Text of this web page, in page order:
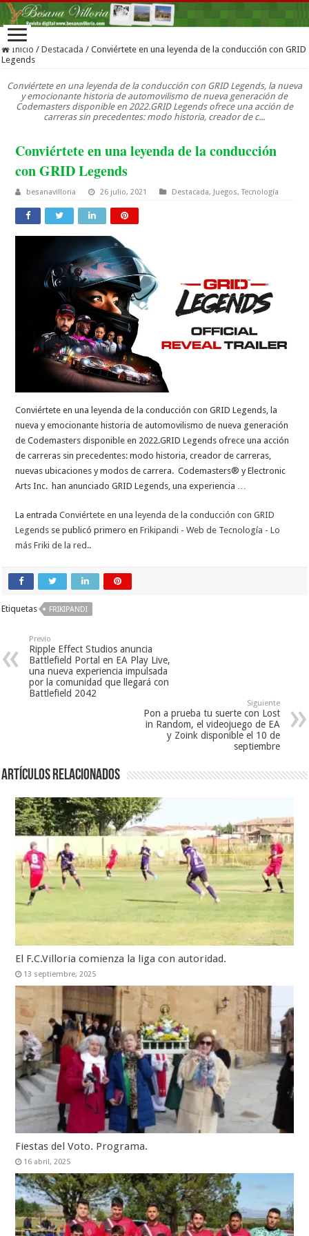
Inicio / Destacada / Conviértete en una leyenda de la conducción con GRID
Legends
Conviértete en una leyenda de la conducción con GRID Legends, la nueva
y emocionante historia de automovilismo de nueva generación de
Codemasters disponible en 2022.GRID Legends ofrece una acción de
carreras sin precedentes: modo historia, creador de c...
Conviértete en una leyenda de la conducción
con GRID Legends
besanavilloria 26 julio, 2021 Destacada, Juegos,Tecnología
Conviértete en una leyenda de la conducción con GRID Legends, la
nueva y emocionante historia de automovilismo de nueva generación
de Codemasters disponible en 2022.GRID Legends ofrece una acción
de carreras sin precedentes: modo historia, creador de carreras,
nuevas ubicaciones y modos de carrera. Codemasters® y Electronic
Arts Inc. han anunciado GRID Legends, una experiencia …
La entradaConviértete en una leyenda de la conducción con GRID
Legends se publicó primero enFrikipandi - Web de Tecnología - Lo
más Friki de la red..
Etiquetas FRIKIPANDI
Previo
Ripple Effect Studios anuncia
Battlefield Portal en EA Play Live,
una nueva experiencia impulsada
por la comunidad que llegará con
Battlefield 2042
Siguiente
Pon a prueba tu suerte con Lost
in Random, el videojuego de EA
y Zoink disponible el 10 de
septiembre
Artículos relacionados
El F.C.Villoria comienza la liga con autoridad.
13 septiembre, 2025
Fiestas del Voto. Programa.
16 abril, 2025